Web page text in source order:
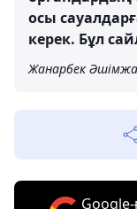
осы
керек. Бұл
Жанарбек